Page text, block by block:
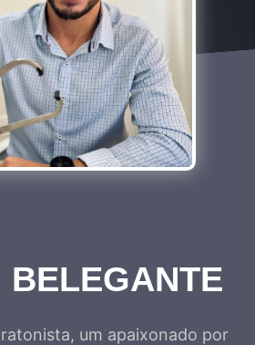
BELEGANTE
um apaixonado por